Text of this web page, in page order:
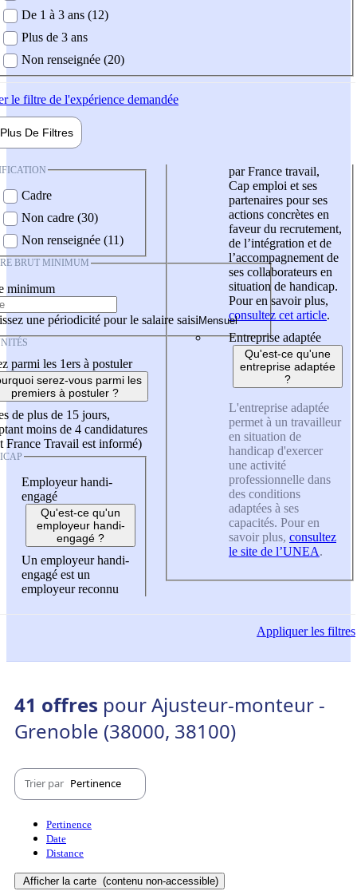
De 1 à 3 ans (12)
Plus de 3 ans
Non renseignée (20)
le filtre de l'expérience demandée
Plus De Filtres
Cadre
Non cadre (30)
Non renseignée (11)
BRUT MINIMUM
minimum
une périodicité pour le salaire saisi
parmi les 1ers à postuler
serez-vous parmi les
premiers à postuler ?
de plus de 15 jours,
moins de 4 candidatures
France Travail est informé)
Employeur handi-
engagé
Qu'est-ce qu'un
employeur handi-
engagé ?
Un employeur handi-
engagé est un
employeur reconnu
par France travail,
Cap emploi et ses
partenaires pour ses
actions concrètes en
faveur du recrutement,
de l’intégration et de
l’accompagnement de
ses collaborateurs en
situation de handicap.
Pour en savoir plus,
consultez cet article.
Entreprise adaptée
Qu'est-ce qu'une
entreprise adaptée
?
L'entreprise adaptée
permet à un travailleur
en situation de
handicap d'exercer
une activité
professionnelle dans
des conditions
adaptées à ses
capacités. Pour en
savoir plus, consultez
le site de l’UNEA.
Appliquerles filtres
41 offres pour Ajusteur-monteur -
Grenoble (38000, 38100)
Trier par Pertinence
Pertinence
Date
Distance
Afficher la carte (contenu non-accessible)